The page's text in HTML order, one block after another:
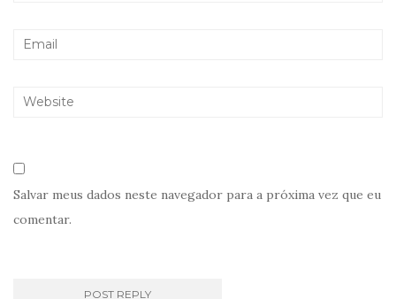
Salvar meus dados neste navegador para a próxima vez que eu
comentar.